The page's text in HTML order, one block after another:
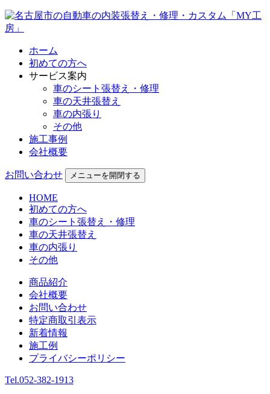
ホーム
初めての方へ
サービス案内
車のシート張替え・修理
車の天井張替え
車の内張り
その他
施工事例
会社概要
お問い合わせ メニューを開閉する
HOME
初めての方へ
車のシート張替え・修理
車の天井張替え
車の内張り
その他
商品紹介
会社概要
お問い合わせ
特定商取引表示
新着情報
施工例
プライバシーポリシー
Tel.052-382-1913